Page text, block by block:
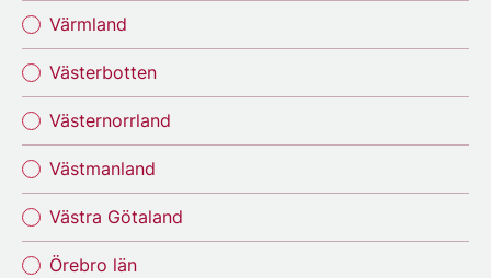
Värmland
Västerbotten
Västernorrland
Västmanland
Västra Götaland
Örebro län